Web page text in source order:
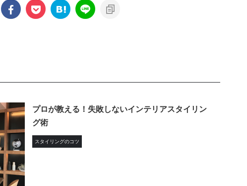
プロが教える！失敗しないインテリアスタイリン
グ術
スタイリングのコツ